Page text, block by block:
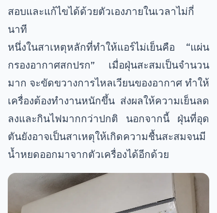
สอบและแก้ไขได้ด้วยตัวเองภายในเวลาไม่กี่
นาที
หนึ่งในสาเหตุหลักที่ทำให้แอร์ไม่เย็นคือ “แผ่น
กรองอากาศสกปรก” เมื่อฝุ่นสะสมเป็นจำนวน
มาก จะขัดขวางการไหลเวียนของอากาศ ทำให้
เครื่องต้องทำงานหนักขึ้น ส่งผลให้ความเย็นลด
ลงและกินไฟมากกว่าปกติ นอกจากนี้ ฝุ่นที่อุด
ตันยังอาจเป็นสาเหตุให้เกิดความชื้นสะสมจนมี
น้ำหยดออกมาจากตัวเครื่องได้อีกด้วย